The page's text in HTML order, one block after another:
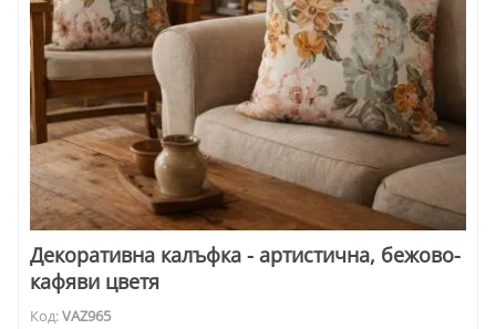
Декоративна калъфка - артистична, бежово-
кафяви цветя
Код:VAZ965